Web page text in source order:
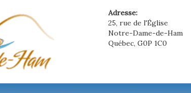
Adresse:
25, rue de l'Église
Notre-Dame-de-Ham
Québec, G0P 1C0